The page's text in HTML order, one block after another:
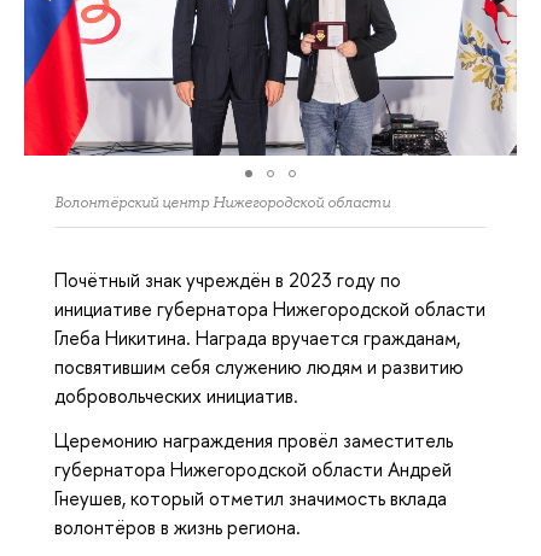
Волонтёрский центр Нижегородской области
Почётный знак учреждён в 2023 году по
инициативе губернатора Нижегородской области
Глеба Никитина. Награда вручается гражданам,
посвятившим себя служению людям и развитию
добровольческих инициатив.
Церемонию награждения провёл заместитель
губернатора Нижегородской области Андрей
Гнеушев, который отметил значимость вклада
волонтёров в жизнь региона.